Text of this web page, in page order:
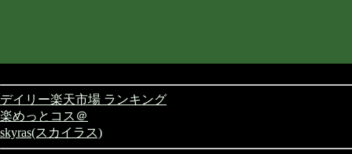
デイリー楽天市場 ランキング
楽めっとコス＠
skyras(スカイラス)